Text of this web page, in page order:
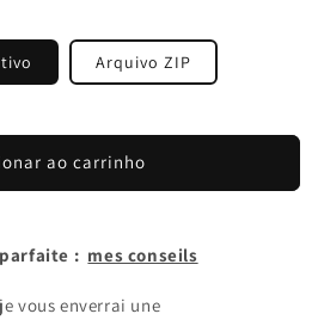
Arquivo ZIP
ao carrinho
: mes conseils
vous enverrai une